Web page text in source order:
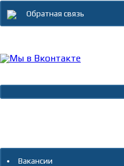
Обратная связь
Вакансии